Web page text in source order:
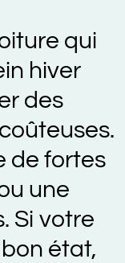
qui
hiver
des
de fortes
une
Si votre
état,